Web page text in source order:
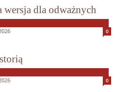
dla odważnych
0
0